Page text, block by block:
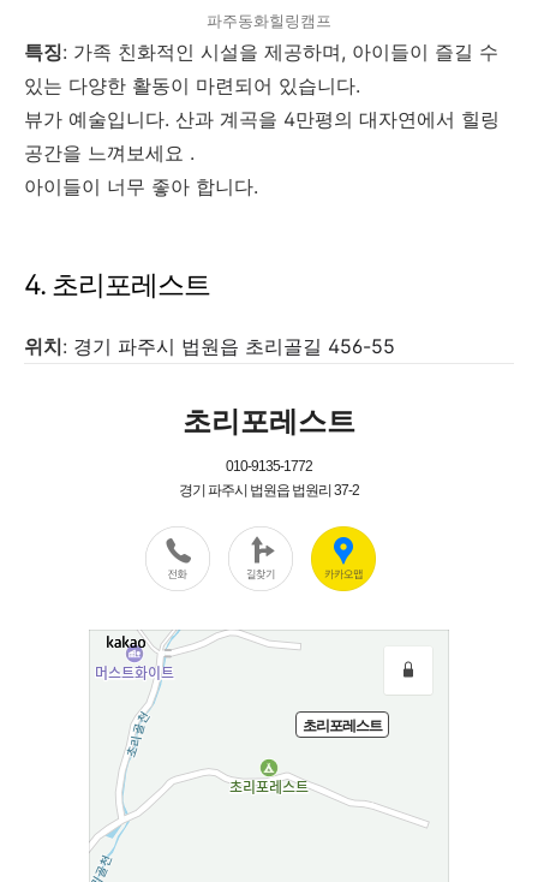
파주동화힐링캠프
특징: 가족 친화적인 시설을 제공하며, 아이들이 즐길 수
있는 다양한 활동이 마련되어 있습니다.
뷰가 예술입니다. 산과 계곡을 4만평의 대자연에서 힐링
공간을 느껴보세요 .
아이들이 너무 좋아 합니다.
4. 초리포레스트
위치: 경기 파주시 법원읍 초리골길 456-55